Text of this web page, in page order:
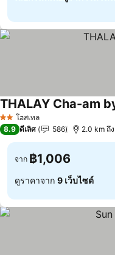
2 ดาวโฮสเทล
THALAY Cha-am
8.9 ดีเลิศ 586 2.0 km ถึ
จาก ฿1,006
ดูราคาจาก 9 เว็บไซต์